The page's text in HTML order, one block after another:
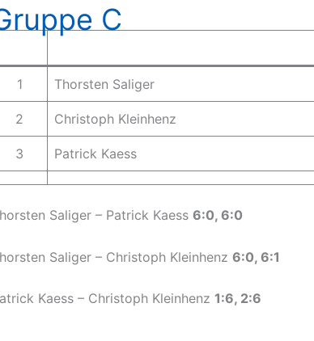
C
1 Thorsten Saliger
2 Christoph Kleinhenz
3 Patrick Kaess
Saliger – Patrick Kaess 6:0, 6:0
Saliger – Christoph Kleinhenz 6:0, 6:1
Kaess – Christoph Kleinhenz 1:6, 2:6